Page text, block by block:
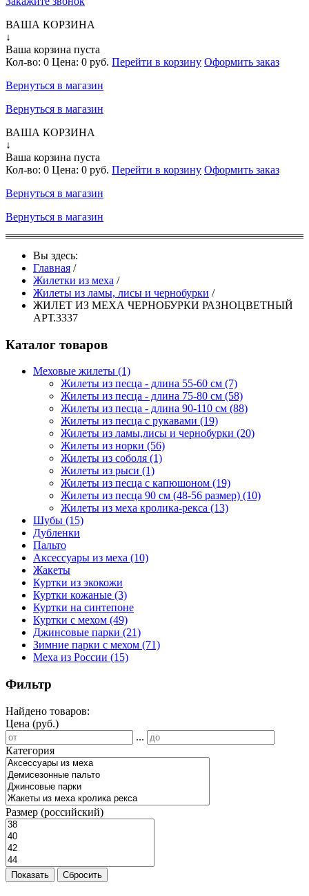
ВАША КОРЗИНА
↓
Ваша корзина пуста
Кол-во: 0 Цена: 0 руб. Перейти в корзину Оформить заказ
Вернуться в магазин
Вернуться в магазин
ВАША КОРЗИНА
↓
Ваша корзина пуста
Кол-во: 0 Цена: 0 руб. Перейти в корзину Оформить заказ
Вернуться в магазин
Вернуться в магазин
Вы здесь:
Главная /
Жилетки из меха /
Жилеты из ламы, лисы и чернобурки /
ЖИЛЕТ ИЗ МЕХА ЧЕРНОБУРКИ РАЗНОЦВЕТНЫЙ
АРТ.3337
Каталог товаров
Меховые жилеты (1)
Жилеты из песца - длина 55-60 см (7)
Жилеты из песца - длина 75-80 см (58)
Жилеты из песца - длина 90-110 см (88)
Жилеты из песца с рукавами (19)
Жилеты из ламы,лисы и чернобурки (20)
Жилеты из норки (56)
Жилеты из соболя (1)
Жилеты из рыси (1)
Жилеты из песца с капюшоном (19)
Жилеты из песца 90 см (48-56 размер) (10)
Жилеты из меха кролика-рекса (13)
Шубы (15)
Дубленки
Пальто
Аксессуары из меха (10)
Жакеты
Куртки из экокожи
Куртки кожаные (3)
Куртки на синтепоне
Куртки с мехом (49)
Джинсовые парки (21)
Зимние парки с мехом (71)
Меха из России (15)
Фильтр
Найдено товаров:
Цена (руб.)
...
Категория
Размер (российский)
Показать Сбросить